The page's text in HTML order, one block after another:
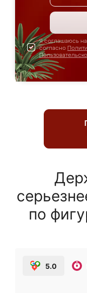
Я соглашаюсь
согласно
по
5.0